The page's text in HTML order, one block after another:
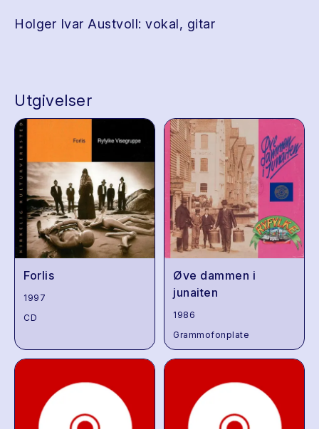
Holger Ivar Austvoll: vokal, gitar
Utgivelser
Forlis
1997
CD
Øve dammen i
junaiten
1986
Grammofonplate